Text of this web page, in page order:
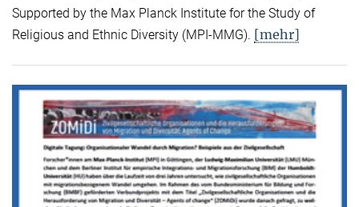
Supported by the Max Planck Institute for the Study of
Religious and Ethnic Diversity (MPI-MMG). [mehr]